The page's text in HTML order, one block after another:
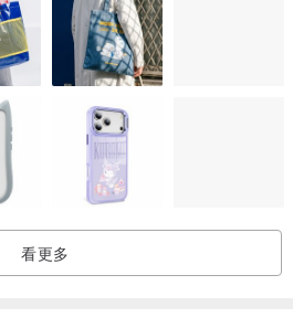
看更多